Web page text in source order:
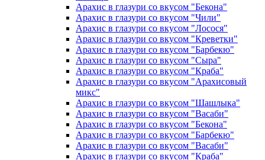
Арахис в глазури со вкусом "Бекона"
Арахис в глазури со вкусом "Чили"
Арахис в глазури со вкусом "Лосося"
Арахис в глазури со вкусом "Креветки"
Арахис в глазури со вкусом "Барбекю"
Арахис в глазури со вкусом "Сыра"
Арахис в глазури со вкусом "Краба"
Арахис в глазури со вкусом "Арахисовый
микс"
Арахис в глазури со вкусом "Шашлыка"
Арахис в глазури со вкусом "Васаби"
Арахис в глазури со вкусом "Бекона"
Арахис в глазури со вкусом "Барбекю"
Арахис в глазури со вкусом "Васаби"
Арахис в глазури со вкусом "Краба"